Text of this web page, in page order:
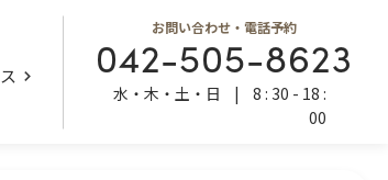
お問い合わせ・電話予約
042-505-8623
水・木・土・日 |
8 : 30 - 18 :
00